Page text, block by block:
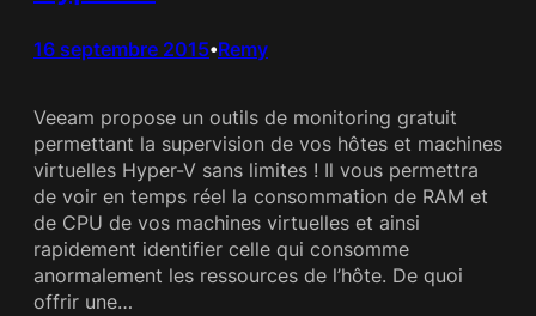
16 septembre 2015•Remy
Veeam propose un outils de monitoring gratuit
permettant la supervision de vos hôtes et machines
virtuelles Hyper-V sans limites ! Il vous permettra
de voir en temps réel la consommation de RAM et
de CPU de vos machines virtuelles et ainsi
rapidement identifier celle qui consomme
anormalement les ressources de l’hôte. De quoi
offrir une…